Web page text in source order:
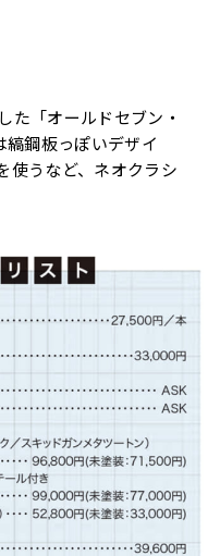
た「オールドセブン・
鋼板っぽいデザイ
使うなど、ネオクラシ